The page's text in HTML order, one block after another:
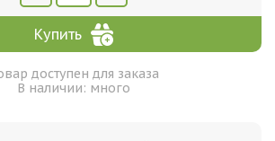
Купить
доступен для заказа
В наличии: много